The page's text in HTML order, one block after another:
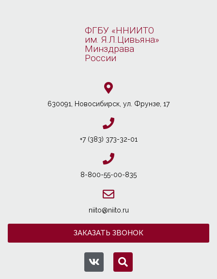
ФГБУ «ННИИТО
им. Я.Л.Цивьяна»
Минздрава
России
630091, Новосибирcк, ул. Фрунзе, 17
+7 (383) 373-32-01
8-800-55-00-835
niito@niito.ru
ЗАКАЗАТЬ ЗВОНОК